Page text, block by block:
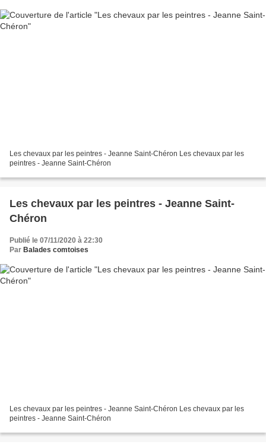
Les chevaux par les peintres - Jeanne Saint-Chéron Les chevaux par les
peintres - Jeanne Saint-Chéron
Les chevaux par les peintres - Jeanne Saint-
Chéron
Publié le 07/11/2020 à 22:30
Par Balades comtoises
Les chevaux par les peintres - Jeanne Saint-Chéron Les chevaux par les
peintres - Jeanne Saint-Chéron